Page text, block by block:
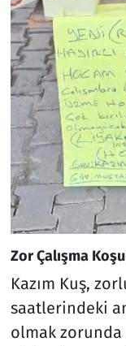
Zor Çalışma
Kazım Kuş,
saatlerindeki
olmak zorunda